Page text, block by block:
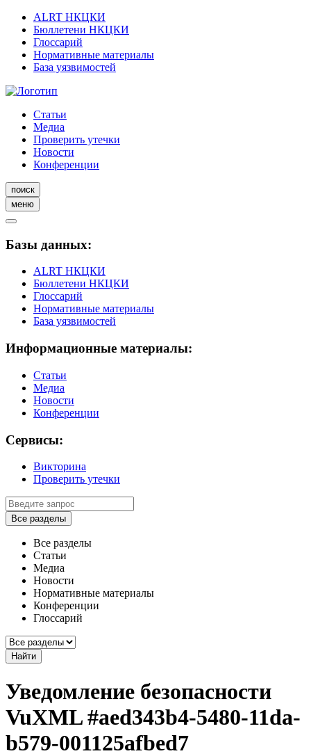
ALRT НКЦКИ
Бюллетени НКЦКИ
Глоссарий
Нормативные материалы
База уязвимостей
Статьи
Медиа
Проверить утечки
Новости
Конференции
поиск
меню
Базы данных:
ALRT НКЦКИ
Бюллетени НКЦКИ
Глоссарий
Нормативные материалы
База уязвимостей
Информационные материалы:
Статьи
Медиа
Новости
Конференции
Сервисы:
Викторина
Проверить утечки
Все разделы
Все разделы
Статьи
Медиа
Новости
Нормативные материалы
Конференции
Глоссарий
Найти
Уведомление безопасности
VuXML #aed343b4-5480-11da-
b579-001125afbed7